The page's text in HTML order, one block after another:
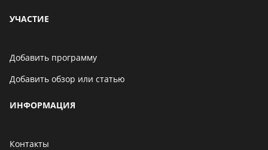
УЧАСТИЕ
Добавить программу
Добавить обзор или статью
ИНФОРМАЦИЯ
Контакты